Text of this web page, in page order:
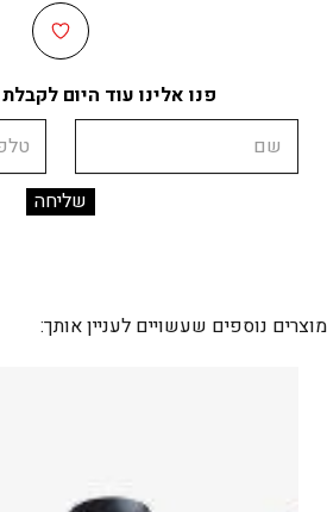
פנו אלינו עוד היום
מוצרים נוספים שעשויים לעניין אותך: